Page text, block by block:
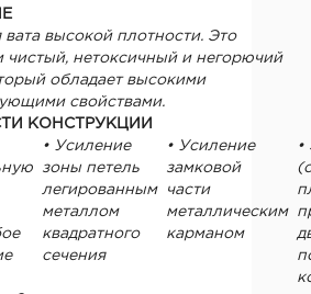
высокой плотности. Это
чистый, нетоксичный и негорючий
обладает высокими
свойствами.
КОНСТРУКЦИИ
• Усиление
зоны петель
легированным
металлом
квадратного
сечения
• Усиление
замковой
части
металлическим
карманом
•